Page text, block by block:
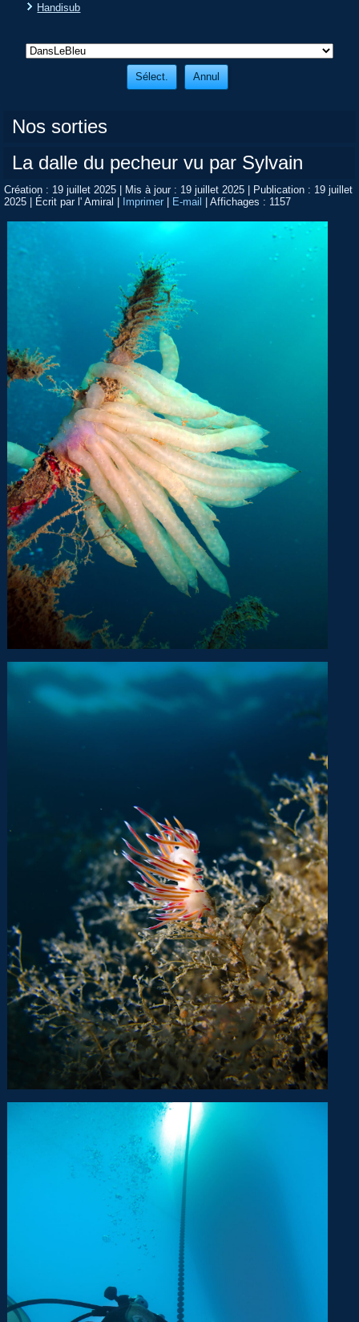
Handisub
Nos sorties
La dalle du pecheur vu par Sylvain
Création : 19 juillet 2025 | Mis à jour : 19 juillet 2025 | Publication : 19 juillet
2025 | Écrit par l' Amiral | Imprimer | E-mail |Affichages : 1157